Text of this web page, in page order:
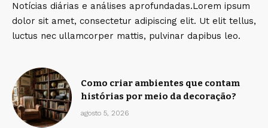
Notícias diárias e análises aprofundadas.Lorem ipsum
dolor sit amet, consectetur adipiscing elit. Ut elit tellus,
luctus nec ullamcorper mattis, pulvinar dapibus leo.
Como criar ambientes que contam
histórias por meio da decoração?
agosto 5, 2026